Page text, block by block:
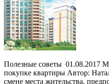
Полезные советы 01.08.2017
покупке квартиры Автор:
смене места жительства,